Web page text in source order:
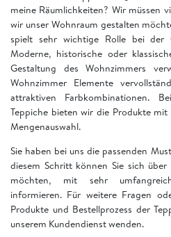
meine Räumlichkeiten? Wir müssen
wir unser Wohnraum gestalten
spielt sehr wichtige Rolle bei der
Moderne, historische oder
Gestaltung des Wohnzimmers
Wohnzimmer Elemente
attraktiven Farbkombinationen.
Teppiche bieten wir die Produkte
Mengenauswahl.
Sie haben bei uns die passenden
diesem Schritt können Sie sich über
möchten, mit sehr
informieren. Für weitere Fragen
Produkte und Bestellprozess der
unserem Kundendienst wenden.